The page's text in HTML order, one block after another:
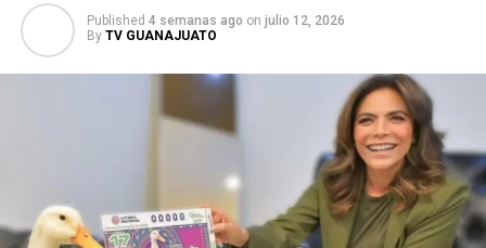
Published 4 semanas ago on julio 12, 2026
By TV GUANAJUATO